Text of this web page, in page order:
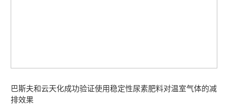
巴斯夫和云天化成功验证使用稳定性尿素肥料对温室气体的减
排效果